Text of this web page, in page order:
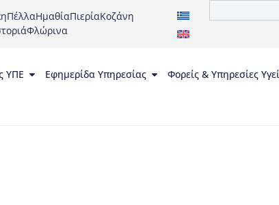
ΠέλλαΗμαθίαΠιερίαΚοζάνη
Φλώρινα
ΥΠΕ Εφημερίδα Υπηρεσίας Φορείς & Υπηρεσίες